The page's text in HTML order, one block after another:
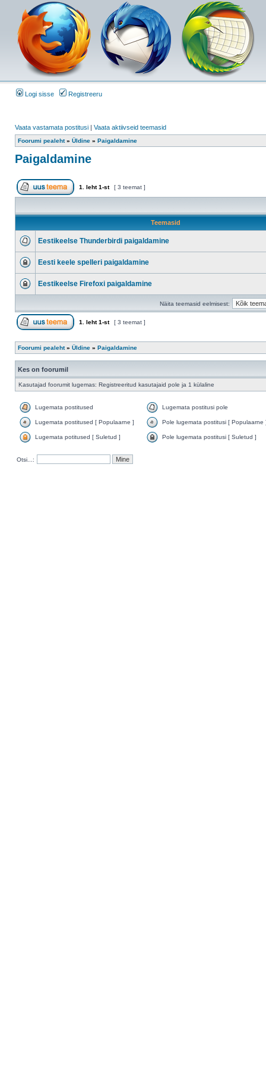
Logi sisse Registreeru
Vaata vastamata postitusi | Vaata aktiivseid teemasid
Foorumi pealeht» Üldine » Paigaldamine
Paigaldamine
1 . leht1-st [ 3 teemat ]
Teemasid
Eestikeelse Thunderbirdi paigaldamine
Eesti keele spelleri paigaldamine
Eestikeelse Firefoxi paigaldamine
Näita teemasid eelmisest:
1 . leht1-st [ 3 teemat ]
Foorumi pealeht» Üldine » Paigaldamine
Kes on foorumil
Kasutajad foorumit lugemas: Registreeritud kasutajaid pole ja 1 külaline
Lugemata postitused Lugemata postitusi pole
Lugemata postitused [ Populaarne ] Pole lugemata postitusi [ Populaarne
Lugemata potitused [ Suletud ] Pole lugemata postitusi [ Suletud ]
Otsi...: